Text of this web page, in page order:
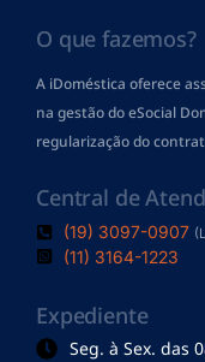
O que fazemos?
A iDoméstica oferece
na gestão do eSocial
regularização do
Central de
(19) 3097-0907
(11) 3164-1223
Expediente
Seg. à Sex. das